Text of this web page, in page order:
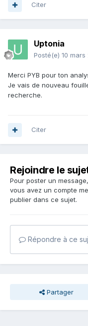
Citer
Uptonia
Posté(e) 10 mars
Merci PYB pour ton
Je vais de nouveau
recherche.
Citer
Rejoindre le
Pour poster un
vous avez un compte
publier dans ce sujet.
Répondre à ce
Partager